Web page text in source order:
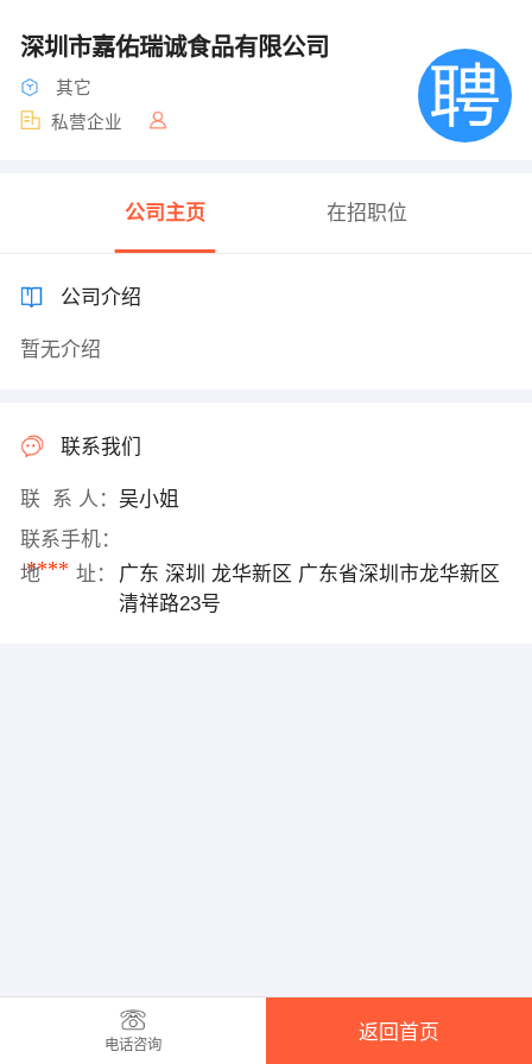
深圳市嘉佑瑞诚食品有限公司
其它
私营企业
公司主页 在招职位
公司介绍
暂无介绍
联系我们
联 系 人： 吴小姐
联系手机：
****
地 址：
广东 深圳 龙华新区 广东省深圳市龙华新区
清祥路23号
电话咨询
返回首页